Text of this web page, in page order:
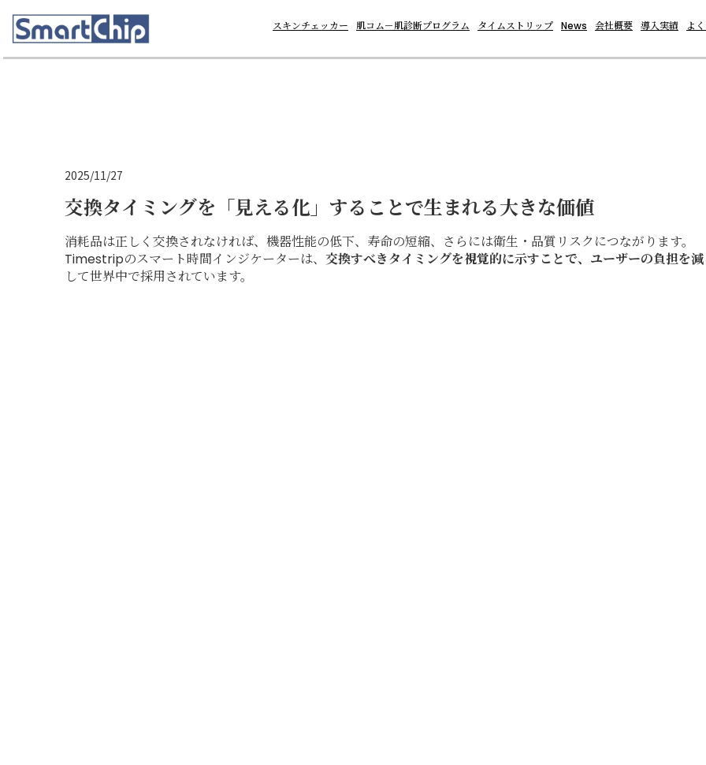
2025/11/27
交換タイミングを「見える化」することで生まれる大きな価値
消耗品は正しく交換されなければ、機器性能の低下、寿命の短縮、さらには衛生・品質リスクにつながります。
Timestripのスマート時間インジケーターは、 交換すべきタイミングを視覚的に示すことで、ユーザーの負担を
して世界中で採用されています。
スキンチェッカー 肌コム－肌診断プログラム タイムストリップ News 会社概要 導入実績 よ